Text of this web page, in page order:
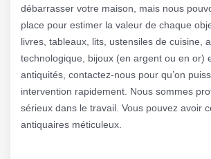
débarrasser votre maison, mais nous
place pour estimer la valeur de chaque
livres, tableaux, lits, ustensiles de cuisine,
technologique, bijoux (en argent ou en or)
antiquités, contactez-nous pour qu’on
intervention rapidement. Nous sommes
sérieux dans le travail. Vous pouvez avoir
antiquaires méticuleux.